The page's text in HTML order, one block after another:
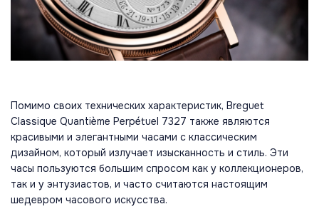
Помимо своих технических характеристик, Breguet
Classique Quantième Perpétuel 7327 также являются
красивыми и элегантными часами с классическим
дизайном, который излучает изысканность и стиль. Эти
часы пользуются большим спросом как у коллекционеров,
так и у энтузиастов, и часто считаются настоящим
шедевром часового искусства.